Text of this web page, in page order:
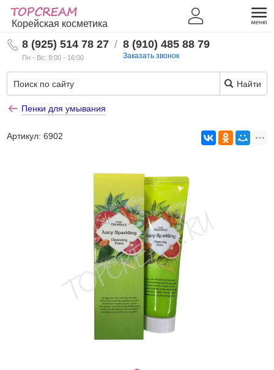
Корейская косметика
8 (925) 514 78 27
Пн - Вс: 9:00 - 16:00
/ 8 (910) 485 88 79
Заказать звонок
Найти
Пенки для умывания
Артикул:6902